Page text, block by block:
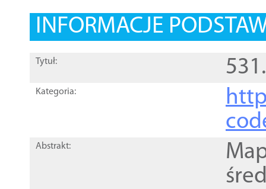
INFORMACJE
Tytuł:
Kategoria:
Abstrakt: